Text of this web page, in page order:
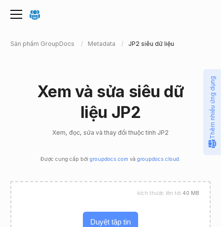
Sản phẩm GroupDocs Metadata JP2 siêu dữ liệu
Xem và sửa siêu dữ
liệu JP2
Xem, đọc, sửa và thay đổi thuộc tính JP2
Được cung cấp bởi groupdocs.com và groupdocs.cloud .
Duyệt tập tin
kích thước lên tới 40 MB
Thêm nhiều ứng dụng